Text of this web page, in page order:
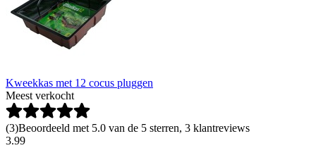
Kweekkas met 12 cocus pluggen
Meest verkocht
(3)Beoordeeld met 5.0 van de 5 sterren, 3 klantreviews
3.99